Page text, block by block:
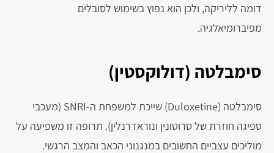
דומה לליריקה, ולכן הוא נפוץ בשימוש לסובלים
מפיברומיאלגיה.
סימבלטה (דולוקסטין)
סימבלטה (Duloxetine) שייכת למשפחת ה-SNRI (מעכבי
ספיגה חוזרת של סרוטונין ונוראדרנלין). תרופה זו משפיעה על
מוליכים עצביים החשובים במנגנוני הכאב והמצב הרגשי.